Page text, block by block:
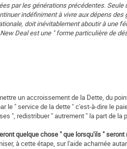
par les générations précédentes. Seule
indéfiniment à vivre aux dépens
doit inévitablement aboutir à une
Deal est une " forme particulière de
un accroissement de la Dette, du
le " service de la dette " c'est-à-dire le
", redistribuer " autrement " la part de la
quelque chose " que lorsqu'ils "
à cette étape, sur l'aide acharnée